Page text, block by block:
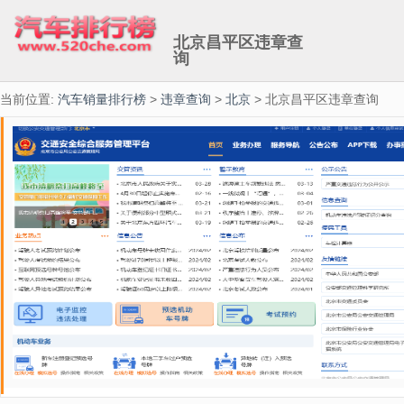
北京昌平区违章查
询
当前位置: 汽车销量排行榜 > 违章查询 > 北京 > 北京昌平区违章查询